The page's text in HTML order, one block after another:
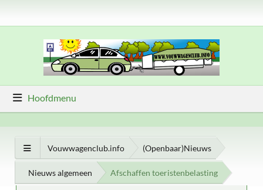
Hoofdmenu
Vouwwagenclub.info (Openbaar)Nieuws
Nieuws algemeen Afschaffen toeristenbelasting